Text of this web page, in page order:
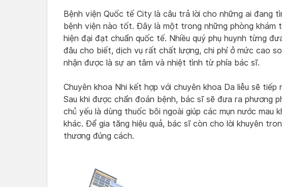
Bệnh viện Quốc tế City là câu trả lời cho những ai đang
bệnh viện nào tốt. Đây là một trong những phòng khám
hiện đại đạt chuẩn quốc tế. Nhiều quý phụ huynh từng
đâu cho biết, dịch vụ rất chất lượng, chi phí ở mức cao
nhận được là sự an tâm và nhiệt tình từ phía bác sĩ.
Chuyên khoa Nhi kết hợp với chuyên khoa Da liễu sẽ
Sau khi được chẩn đoán bệnh, bác sĩ sẽ đưa ra phương
chủ yếu là dùng thuốc bôi ngoài giúp các mụn nước mau
khác. Để gia tăng hiệu quả, bác sĩ còn cho lời khuyên
thương đúng cách.